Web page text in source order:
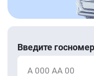
Введите госномер
А 000 АА 00